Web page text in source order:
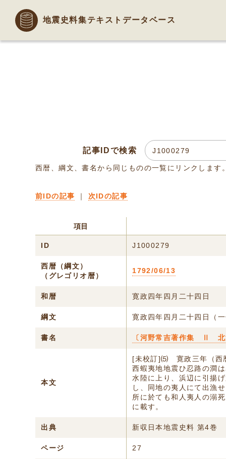
地震史料集テキストデータベース
記事IDで検索
西暦、綱文、書名から同じものの一覧にリンクします
前IDの記事 ｜ 次IDの記事
項目
ID J1000279
西暦（綱文）
（グレゴリオ暦）
1792/06/13
和暦 寛政四年四月二十四日
綱文 寛政四年四月二十四日（
書名 〔河野常吉著作集 Ⅱ 北
本文
[未校訂]⑸ 寛政三年（西
西蝦夷地地震ひ忍路の澗
水陸に上り、浜辺に引揚
し、同地の夷人にて出漁
所に於ても和人夷人の溺
に載す。
出典 新収日本地震史料 第4巻
ページ 27